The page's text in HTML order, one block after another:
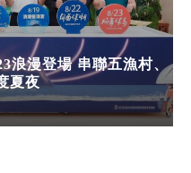
浪漫登場 串聯五漁村、
夏夜